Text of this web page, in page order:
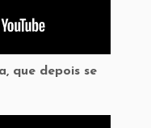
que depois se